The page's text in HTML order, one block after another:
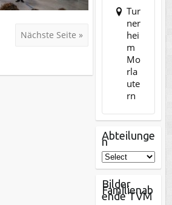
Nächste Seite »
Tur
ner
hei
m
Mo
rla
ute
rn
Abteilunge
n
Bilder
Familienab
ende TVM